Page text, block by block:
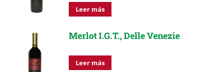
Leer más
Merlot I.G.T., Delle Venezie
Leer más